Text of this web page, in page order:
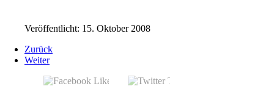
Veröffentlicht: 15. Oktober 2008
Zurück
Weiter